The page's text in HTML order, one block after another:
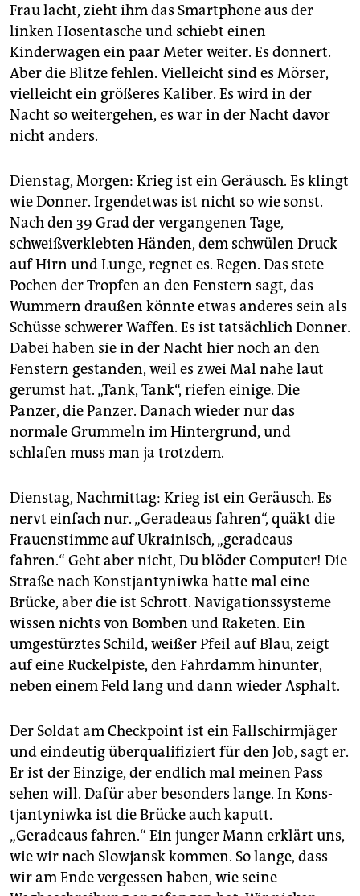
Frau lacht, zieht ihm das Smartphone aus der
linken Hosentasche und schiebt einen
Kinderwagen ein paar Meter weiter. Es donnert.
Aber die Blitze fehlen. Vielleicht sind es Mörser,
vielleicht ein größeres Kaliber. Es wird in der
Nacht so weitergehen, es war in der Nacht davor
nicht anders.
Dienstag, Morgen: Krieg ist ein Geräusch. Es klingt
wie Donner. Irgendetwas ist nicht so wie sonst.
Nach den 39 Grad der vergangenen Tage,
schweißverklebten Händen, dem schwülen Druck
auf Hirn und Lunge, regnet es. Regen. Das stete
Pochen der Tropfen an den Fenstern sagt, das
Wummern draußen könnte etwas anderes sein als
Schüsse schwerer Waffen. Es ist tatsächlich Donner.
Dabei haben sie in der Nacht hier noch an den
Fenstern gestanden, weil es zwei Mal nahe laut
gerumst hat. „Tank, Tank“, riefen einige. Die
Panzer, die Panzer. Danach wieder nur das
normale Grummeln im Hintergrund, und
schlafen muss man ja trotzdem.
Dienstag, Nachmittag: Krieg ist ein Geräusch. Es
nervt einfach nur. „Geradeaus fahren“, quäkt die
Frauenstimme auf Ukrainisch, „geradeaus
fahren.“ Geht aber nicht, Du blöder Computer! Die
Straße nach Konstjantyniwka hatte mal eine
Brücke, aber die ist Schrott. Navigationssysteme
wissen nichts von Bomben und Raketen. Ein
umgestürztes Schild, weißer Pfeil auf Blau, zeigt
auf eine Ruckelpiste, den Fahrdamm hinunter,
neben einem Feld lang und dann wieder Asphalt.
Der Soldat am Checkpoint ist ein Fallschirmjäger
und eindeutig überqualifiziert für den Job, sagt er.
Er ist der Einzige, der endlich mal meinen Pass
sehen will. Dafür aber besonders lange. In Kons­
tjantyniwka ist die Brücke auch kaputt.
„Geradeaus fahren.“ Ein junger Mann erklärt uns,
wie wir nach Slowjansk kommen. So lange, dass
wir am Ende vergessen haben, wie seine